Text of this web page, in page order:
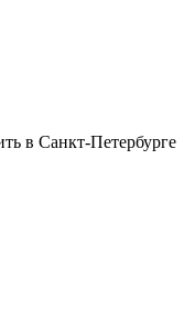
в Санкт-Петербурге